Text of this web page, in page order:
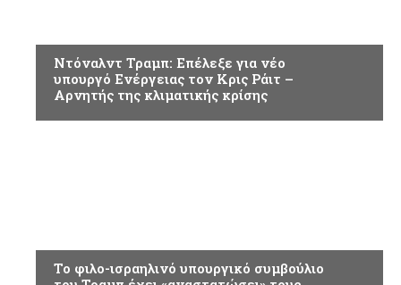
Ντόναλντ Τραμπ: Επέλεξε για νέο
υπουργό Ενέργειας τον Κρις Ράιτ –
Αρνητής της κλιματικής κρίσης
Το φιλο-ισραηλινό υπουργικό συμβούλιο